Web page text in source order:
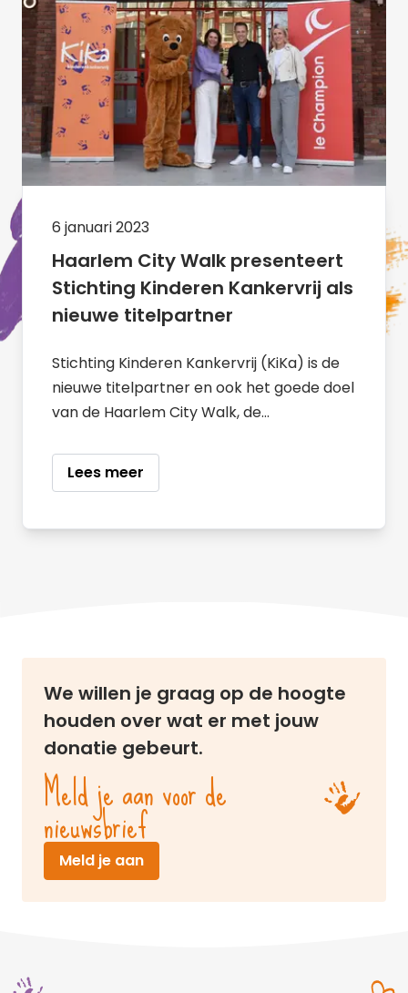
6 januari 2023
Haarlem City Walk presenteert
Stichting Kinderen Kankervrij als
nieuwe titelpartner
Stichting Kinderen Kankervrij (KiKa) is de
nieuwe titelpartner en ook het goede doel
van de Haarlem City Walk, de
waarvan dit jaar de 2e editie
georganiseerd wordt.
Lees meer
We willen je graag op de hoogte
houden over wat er met jouw
donatie gebeurt.
Meld je aan voor de
nieuwsbrief
Meld je aan(opent in nieuw venster)